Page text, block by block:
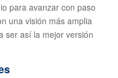
para avanzar con paso
una visión más amplia
ser así la mejor versión